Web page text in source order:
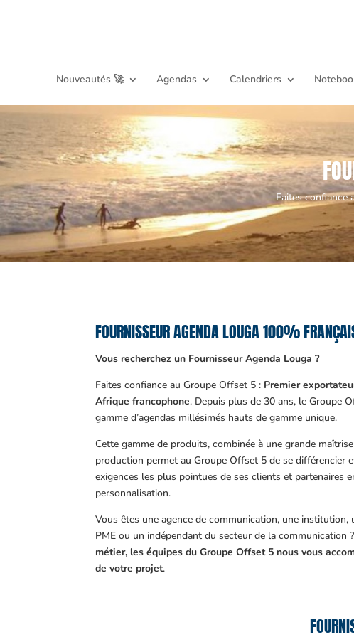
Nouveautés 🚀 Agendas Calendriers
Faites confiance
FOURNISSEUR AGENDA LOUGA 100%
Vous recherchez un Fournisseur Agenda Louga ?
Faites confiance au Groupe Offset 5 : Premier
Afrique francophone. Depuis plus de 30 ans, le Groupe
gamme d’agendas millésimés hauts de gamme unique.
Cette gamme de produits, combinée à une grande
production permet au Groupe Offset 5 de se différencier
exigences les plus pointues de ses clients et partenaires
personnalisation.
Vous êtes une agence de communication, une institution,
PME ou un indépendant du secteur de la communication
métier, les équipes du Groupe Offset 5 nous vous
de votre projet.